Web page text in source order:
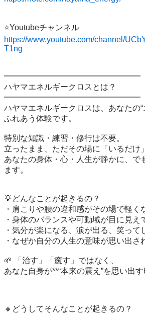
https://www.youtube.com/channel/
T1ng⁡
━━━━━━━━━━━━━━━━━
ハヤマエネルギークロスとは？
━━━━━━━━━━━━━━━━━
ハヤマエネルギークロスは、あなたの“
ふれあう体験です。
特別な知識・練習・修行は不要。
立ったまま、ただその場に「いるだけ
あなたの身体・心・人生が静かに、で
ます。
💡どんなことが起きるの？
・肩こりや腰の違和感がその場で軽く
・身体のバランスや可動域が目に見え
・気分が楽になる、涙が出る、笑って
・なぜか自分の人生の意味が思い出
🌱 「治す」「癒す」ではなく、
あなた自身が**“本来の震え”を思い出す
🔸どうしてそんなことが起きるの？